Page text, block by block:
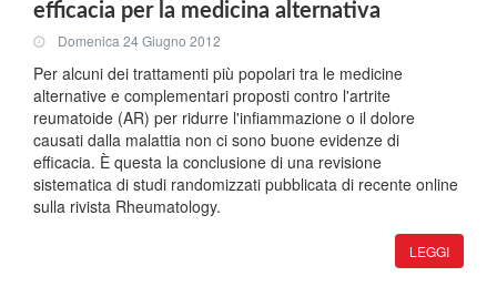
efficacia per la medicina alternativa
Domenica 24 Giugno 2012
Per alcuni dei trattamenti più popolari tra le medicine
alternative e complementari proposti contro l'artrite
reumatoide (AR) per ridurre l'infiammazione o il dolore
causati dalla malattia non ci sono buone evidenze di
efficacia. È questa la conclusione di una revisione
sistematica di studi randomizzati pubblicata di recente online
sulla rivista Rheumatology.
LEGGI